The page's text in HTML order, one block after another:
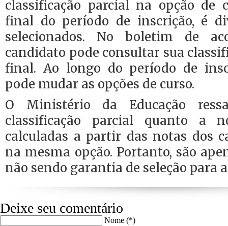
classificação parcial na opção de
final do período de inscrição, é
selecionados. No boletim de
candidato pode consultar sua
final. Ao longo do período de
pode mudar as opções de curso.
O Ministério da Educação
classificação parcial quanto a
calculadas a partir das notas dos
na mesma opção. Portanto, são
não sendo garantia de seleção para
Deixe seu comentário
Nome (*)